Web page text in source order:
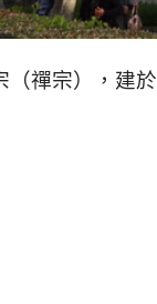
（禪宗），建於